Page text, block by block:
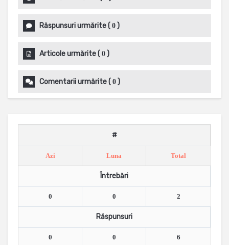
Răspunsuri urmărite( 0 )
Articole urmărite( 0 )
Comentarii urmărite( 0 )
#
Azi Luna Total
Întrebări
0 0 2
Răspunsuri
0 0 6